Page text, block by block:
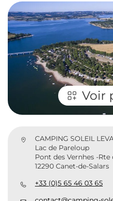
Voir
CAMPING SOLEIL
Lac de Pareloup
Pont des Vernhes -Rte
12290 Canet-de-Salars
+33 (0)5 65 46 03 65